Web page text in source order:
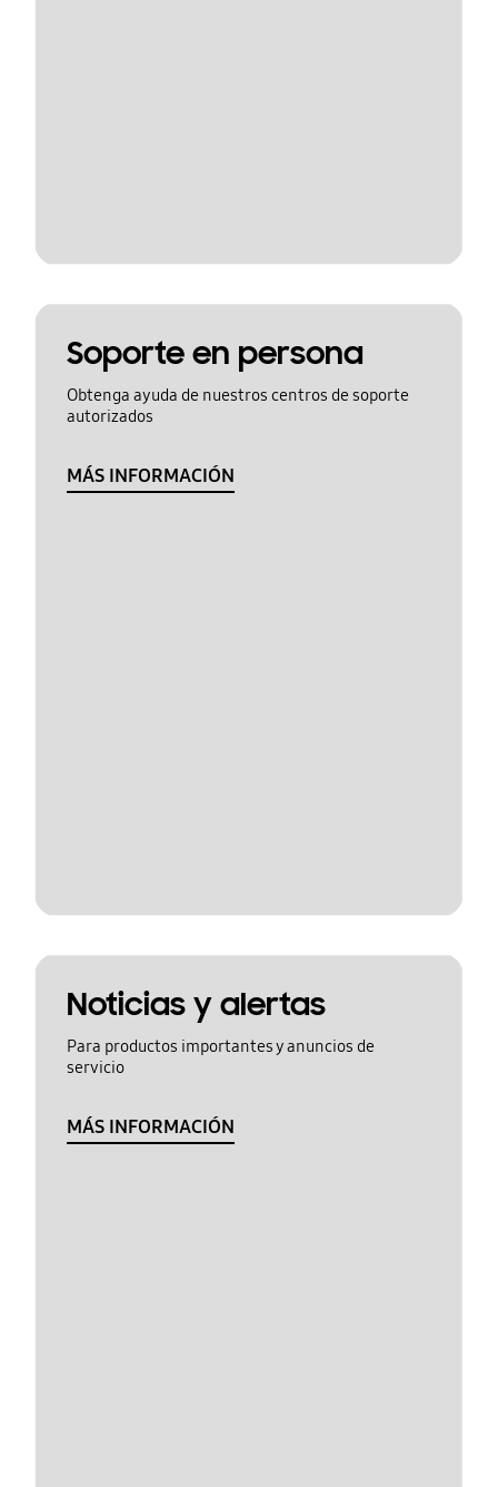
Soporte en persona
Obtenga ayuda de nuestros centros de soporte
autorizados
MÁS INFORMACIÓN
Noticias y alertas
Para productos importantes y anuncios de
servicio
MÁS INFORMACIÓN